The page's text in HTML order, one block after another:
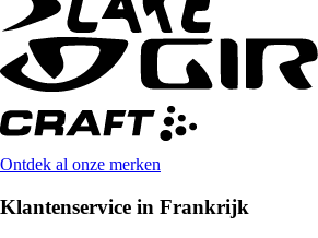
Ontdek al onze merken
Klantenservice in Frankrijk